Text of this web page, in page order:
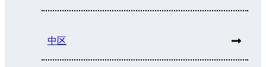
中区